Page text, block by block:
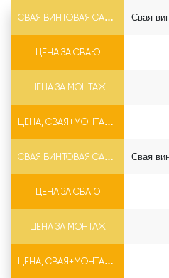
СВАЯ ВИНТОВАЯ САМОРЕЗ Ф73*5.5
ЦЕНА ЗА СВАЮ
ЦЕНА ЗА МОНТАЖ
ЦЕНА, СВАЯ+МОНТАЖ (БЕЗ ОГОЛОВКА)
СВАЯ ВИНТОВАЯ САМОРЕЗ Ф89*6.5
ЦЕНА ЗА СВАЮ
ЦЕНА ЗА МОНТАЖ
ЦЕНА, СВАЯ+МОНТАЖ (БЕЗ ОГОЛОВКА)